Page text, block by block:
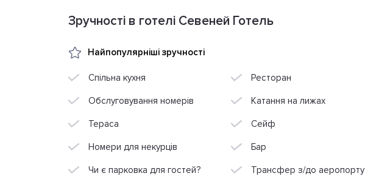
Зручності в готелі Севеней Готель
Найпопулярніші зручності
Спільна кухня Ресторан
Обслуговування номерів Катання на лижах
Тераса Сейф
Номери для некурців Бар
Чи є парковка для гостей? Трансфер з/до аеропорту